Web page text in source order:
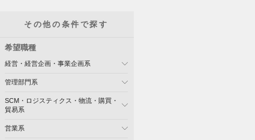
その他の条件で探す
希望職種
経営・経営企画・事業企画系
管理部門系
SCM・ロジスティクス・物流・購買・
貿易系
営業系